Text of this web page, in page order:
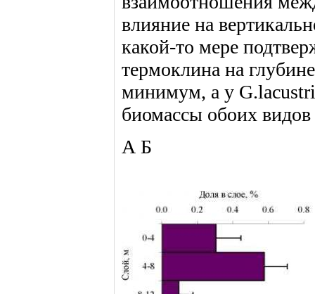
влияние на
какой-то мере
термоклина на
минимум, а у
биомассы обоих видов
А Б